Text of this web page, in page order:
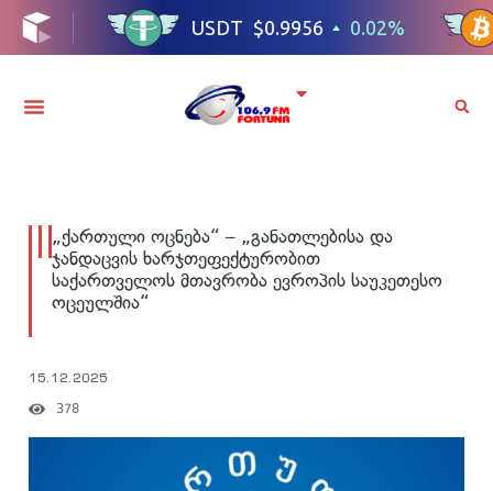
„ქართული ოცნება“ – „განათლებისა და
ჯანდაცვის ხარჯთეფექტურობით
საქართველოს მთავრობა ევროპის საუკეთესო
ოცეულშია“
15.12.2025
378